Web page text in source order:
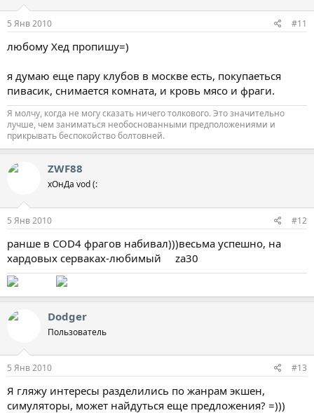
5 Янв 2010 #11
любому Хед пропишу=)
я думаю еще пару клубов в москве есть, покупаеться
пивасик, снимается комната, и кровь мясо и фраги.
Я молчу, когда не могу сказать ничего толкового. Это значительно
лучше, чем заниматься необоснованными предположениями и
прикрывать беспокойство болтовней.
ZWF88
хОнДа vod (:
5 Янв 2010 #12
ранше в COD4 фрагов набивал)))весьма успешно, на
хардовых серваках-любимый za30
Dodger
Пользователь
5 Янв 2010 #13
Я гляжу интересы разделились по жанрам экшен,
симуляторы, может найдуться еще предложения? =)))